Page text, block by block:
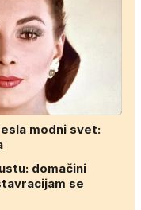
modni svet:
domačini
se